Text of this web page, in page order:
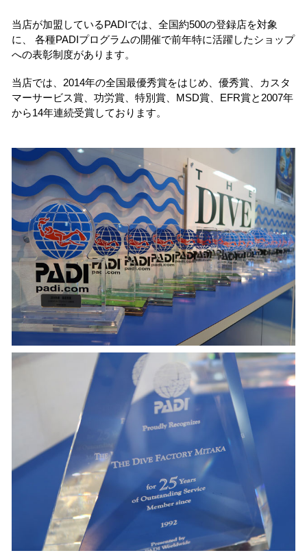
当店が加盟しているPADIでは、全国約500の登録店を対象
に、
各種PADIプログラムの開催で前年特に活躍したショップ
への表彰制度があります。
当店では、2014年の全国最優秀賞をはじめ、 優秀賞、カスタ
マーサービス賞、功労賞、特別賞、MSD賞、EFR賞と2007年
から14年連続受賞しております。